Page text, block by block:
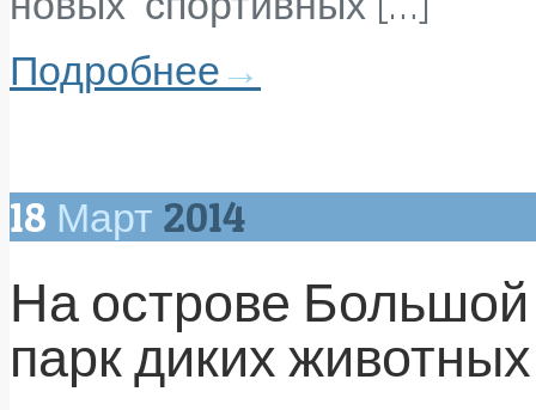
Подробнее→
18 Март 2014
На острове Большой
парк диких животных